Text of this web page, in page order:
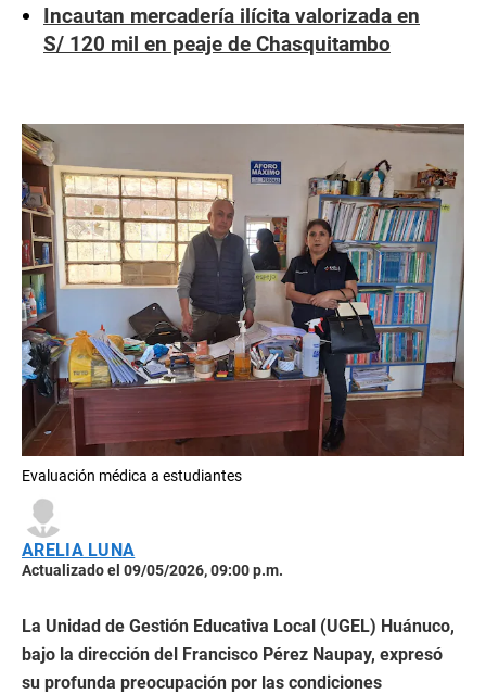
Incautan mercadería ilícita valorizada en
S/ 120 mil en peaje de Chasquitambo
Evaluación médica a estudiantes
ARELIA LUNA
Actualizado el 09/05/2026, 09:00 p.m.
La Unidad de Gestión Educativa Local (UGEL) Huánuco,
bajo la dirección del Francisco Pérez Naupay, expresó
su profunda preocupación por las condiciones